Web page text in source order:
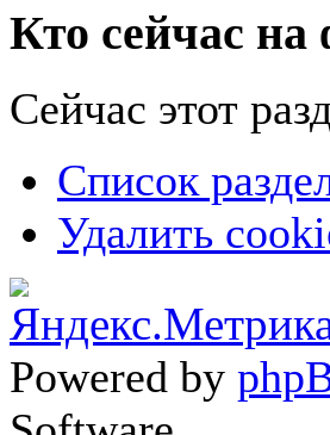
Кто сейчас на
Сейчас этот
Список
Удалить
Powered by